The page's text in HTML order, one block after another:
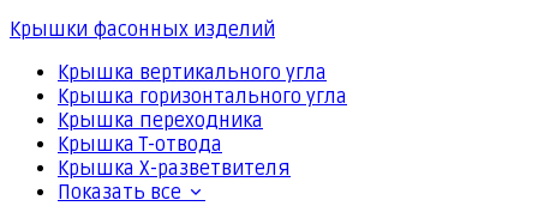
Крышки фасонных изделий
Крышка вертикального угла
Крышка горизонтального угла
Крышка переходника
Крышка Т-отвода
Крышка Х-разветвителя
Показать все